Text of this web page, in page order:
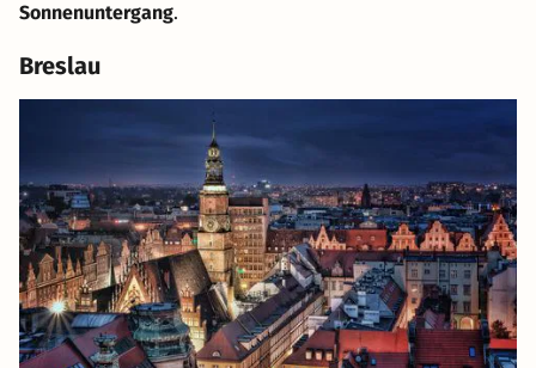
Sonnenuntergang.
Breslau